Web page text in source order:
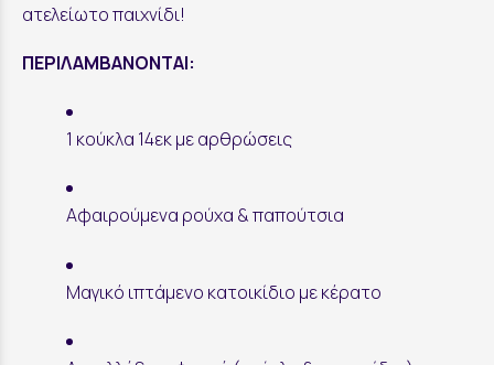
ατελείωτο παιχνίδι!
ΠΕΡΙΛΑΜΒΑΝΟΝΤΑΙ:
1 κούκλα 14εκ με αρθρώσεις
Αφαιρούμενα ρούχα & παπούτσια
Μαγικό ιπτάμενο κατοικίδιο με κέρατο